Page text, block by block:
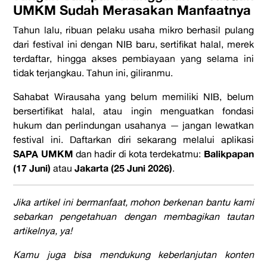
UMKM Sudah Merasakan Manfaatnya
Tahun lalu, ribuan pelaku usaha mikro berhasil pulang
dari festival ini dengan NIB baru, sertifikat halal, merek
terdaftar, hingga akses pembiayaan yang selama ini
tidak terjangkau. Tahun ini, giliranmu.
Sahabat Wirausaha yang belum memiliki NIB, belum
bersertifikat halal, atau ingin menguatkan fondasi
hukum dan perlindungan usahanya — jangan lewatkan
festival ini. Daftarkan diri sekarang melalui aplikasi
SAPA UMKM dan hadir di kota terdekatmu: Balikpapan
(17 Juni) atauJakarta (25 Juni 2026).
Jika artikel ini bermanfaat, mohon berkenan bantu kami
sebarkan pengetahuan dengan membagikan tautan
artikelnya, ya!
Kamu juga bisa mendukung keberlanjutan konten